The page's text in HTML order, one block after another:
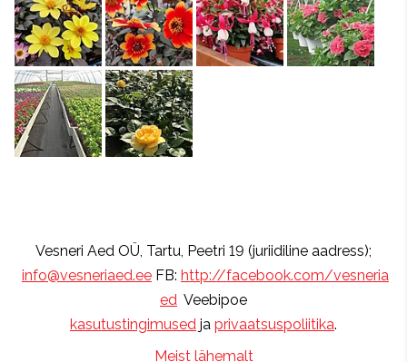
Vesneri Aed OÜ, Tartu, Peetri 19 (juriidiline aadress);
info@vesneriaed.ee FB: http://facebook.com/vesneria
ed Veebipoe
kasutustingimused ja privaatsuspoliitika.
Meist lähemalt